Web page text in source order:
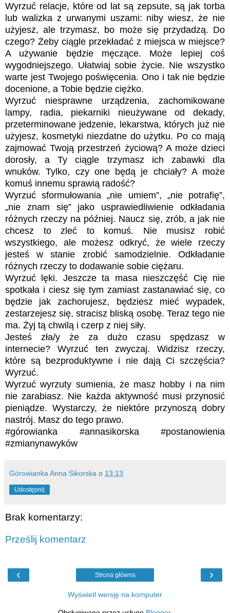
Wyrzuć relacje, które od lat są zepsute, są jak torba
lub walizka z urwanymi uszami: niby wiesz, że nie
użyjesz, ale trzymasz, bo może się przydadzą. Do
czego? Żeby ciągle przekładać z miejsca w miejsce?
A używanie będzie męczące. Może lepiej coś
wygodniejszego. Ułatwiaj sobie życie. Nie wszystko
warte jest Twojego poświęcenia. Ono i tak nie będzie
docenione, a Tobie będzie ciężko.
Wyrzuć niesprawne urządzenia, zachomikowane
lampy, radia, piekarniki nieużywane od dekady,
przeterminowane jedzenie, lekarstwa, których już nie
użyjesz, kosmetyki niezdatne do użytku. Po co mają
zajmować Twoją przestrzeń życiową? A może dzieci
dorosły, a Ty ciągle trzymasz ich zabawki dla
wnuków. Tylko, czy one będą je chciały? A może
komuś innemu sprawią radość?
Wyrzuć sformułowania „nie umiem”, „nie potrafię”,
„nie znam się” jako usprawiedliwienie odkładania
różnych rzeczy na później. Naucz się, zrób, a jak nie
chcesz to zleć to komuś. Nie musisz robić
wszystkiego, ale możesz odkryć, że wiele rzeczy
jesteś w stanie zrobić samodzielnie. Odkładanie
różnych rzeczy to dodawanie sobie ciężaru.
Wyrzuć lęki. Jeszcze ta masa nieszczęść Cię nie
spotkała i ciesz się tym zamiast zastanawiać się, co
będzie jak zachorujesz, będziesz mieć wypadek,
zestarzejesz się, stracisz bliską osobę. Teraz tego nie
ma. Żyj tą chwilą i czerp z niej siły.
Jesteś zła/y że za dużo czasu spędzasz w
internecie? Wyrzuć ten zwyczaj. Widzisz rzeczy,
które są bezproduktywne i nie dają Ci szczęścia?
Wyrzuć.
Wyrzuć wyrzuty sumienia, że masz hobby i na nim
nie zarabiasz. Nie każda aktywność musi przynosić
pieniądze. Wystarczy, że niektóre przynoszą dobry
nastrój. Masz do tego prawo.
#górowianka
#annasikorska
#postanowienia
#zmianynawyków
Górowianka Anna Sikorska o 13:13
Udostępnij
Brak komentarzy:
Prześlij komentarz
‹ ›
Strona główna
Wyświetl wersję na komputer